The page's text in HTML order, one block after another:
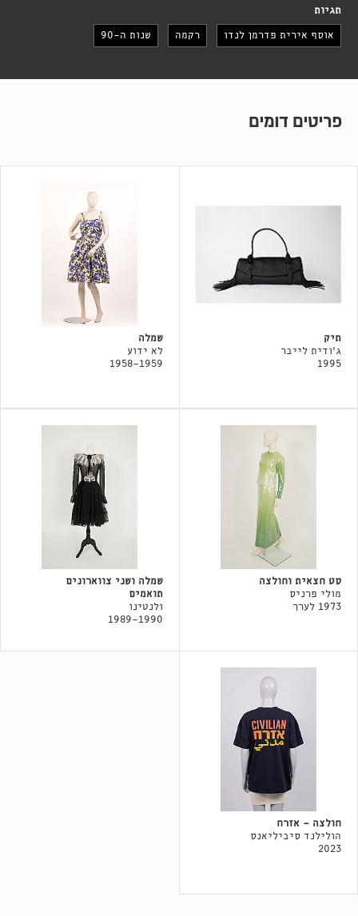
תגיות
אוסף אירית פדרמן לנדו רקמה שנות ה-90
פריטים דומים
תיק
ג'ודית לייבר
1995
שמלה
לא ידוע
1958-1959
סט חצאית וחולצה
מולי פרניס
1973 לערך
שמלה ושני צווארונים
תואמים
ולנטינו
1989-1990
חולצה - אזרח
הולילנד סיביליאנס
2023